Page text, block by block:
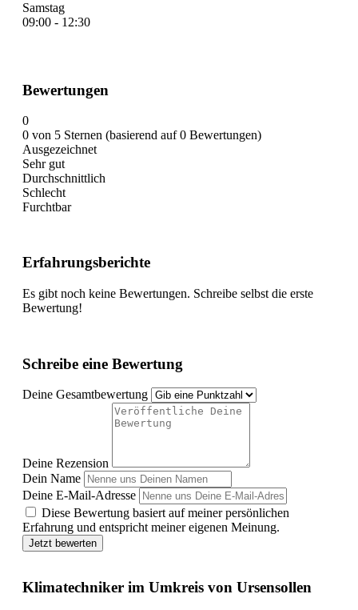
Samstag
09:00 - 12:30
Bewertungen
0
0 von 5 Sternen (basierend auf 0 Bewertungen)
Ausgezeichnet
Sehr gut
Durchschnittlich
Schlecht
Furchtbar
Erfahrungsberichte
Es gibt noch keine Bewertungen. Schreibe selbst die erste
Bewertung!
Schreibe eine Bewertung
Deine Gesamtbewertung
Deine Rezension
Dein Name
Deine E-Mail-Adresse
Diese Bewertung basiert auf meiner persönlichen
Erfahrung und entspricht meiner eigenen Meinung.
Jetzt bewerten
Klimatechniker im Umkreis von Ursensollen